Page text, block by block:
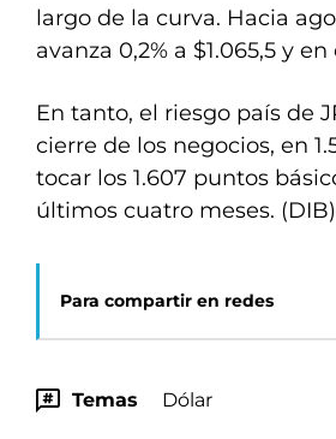
largo de la curva. Hacia
avanza 0,2% a $1.065,5 y
En tanto, el riesgo país de
cierre de los negocios, en
tocar los 1.607 puntos
últimos cuatro meses. (DIB)
Para compartir en redes
Temas Dólar